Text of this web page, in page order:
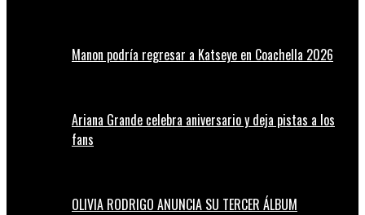
Manon podría regresar a Katseye en Coachella 2026
Ariana Grande celebra aniversario y deja pistas a los
fans
OLIVIA RODRIGO ANUNCIA SU TERCER ÁLBUM